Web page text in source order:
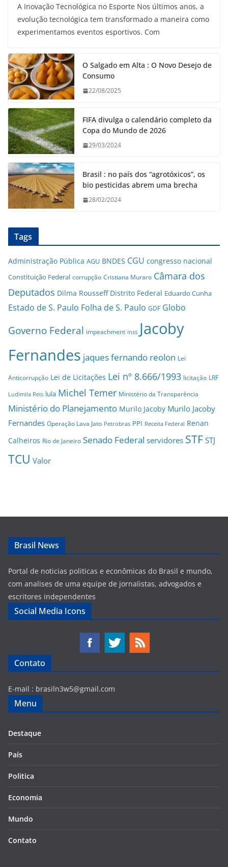
A Inovação Tecnológica no Esporte Nos últimos anos, a
evolução tecnológica tem transformado a maneira como
experimentamos eventos esportivos. Com
O Salgado em Alta : O Novo Desejo de
Consumo
22/08/2025
FIFA divulga o calendário completo da
Copa do Mundo de 2026
29/03/2024
Brasil : no país dos “agrotóxicos”, os
bio pesticidas abrem uma brecha
28/02/2024
Tags
Administração Pública AGU BNDES CGU congresso nacional
Constituição Federal corrupção Cristiana Muraro Câmara dos
Deputados Dilma Rousseff Distrito Federal Eduardo Cunha
Estado de S. Paulo Folha de S. Paulo GDF Globo
Governo Federal impeachment inss Jacoby
Fernandes jaques fernando reolon Lei
Anticorrupção Lei de Licitações Lei nº 8.666/1993 licitação LRF
Ludimila Reis lula Michel Temer Ministério da Transparência
Ministério do Planejamento Murilo Jacoby Murilo Jacoby
Fernandes Operação Lava Jato Petrobras PPI Receita Federal Renan
Calheiros Rio de Janeiro Senado Federal servidores STF STJ
TCU Valor
Brasil News
Portal de noticias politicas e econômicas do Brasil e mundo,
com analises de uma equipe de jornalistas, advogados e
escritores independentes
Social Media Icons
Contato
E-mail : brasiln3w5@gmail.com
Menu
Destaque
País
Politica
Economia
Mundo
Contato